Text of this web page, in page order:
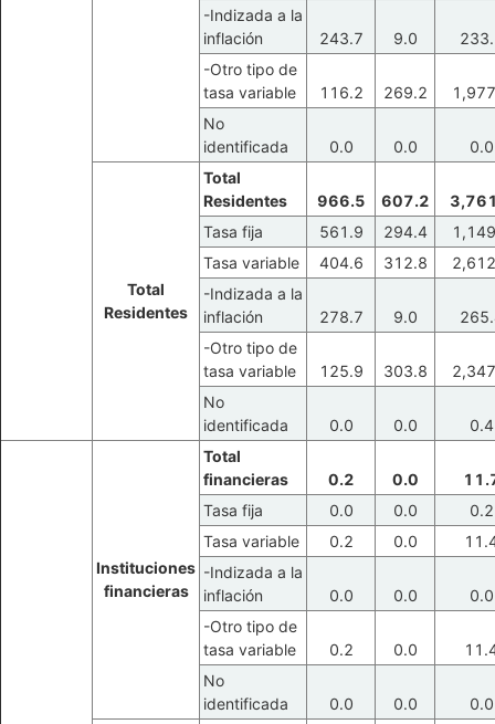
-Indizada a la
inflación
243.7 9.0
-Otro tipo de
tasa variable
116.2 269.2
No
identificada
0.0 0.0 0.0
Total
Residentes
Total
Residentes
966.5 607.2
Tasa fija
561.9 294.4
Tasa variable
404.6 312.8
-Indizada a la
inflación
278.7 9.0
-Otro tipo de
tasa variable
125.9 303.8
No
identificada
0.0 0.0 0.4
Instituciones
financieras
Total
financieras
0.2 0.0
Tasa fija
0.0 0.0
0.2
Tasa variable
0.2 0.0
-Indizada a la
inflación
0.0 0.0
0.0
-Otro tipo de
tasa variable
0.2 0.0
No
identificada
0.0 0.0 0.0